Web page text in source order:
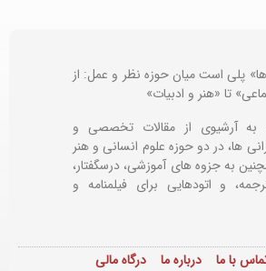
پلی است میان حوزه نظر و عمل: از
تا «هنر و ادبیات»
به آرشیوی از مقالات تخصصی و
ها، در دو حوزه علوم انسانی و هنر
به جزوه های آموزشی، درسگفتار،
و اتودهایی برایفیلمنامه و
با ما درباره ما درگاه مالی